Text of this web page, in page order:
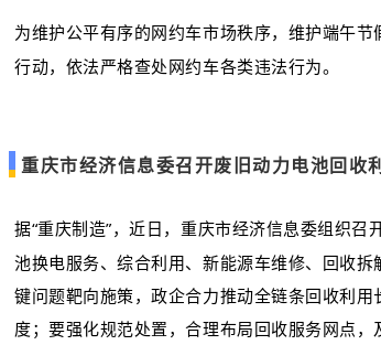
为维护公平有序的网约车市场秩序，维护端午
行动，依法严格查处网约车各类违法行为。
重庆市经济信息委召开废旧动力电池回收
据“重庆制造”，近日，重庆市经济信息委组织
池换电服务、综合利用、新能源车维修、回收
键问题靶向施策，政企合力推动全链条回收利
度；要强化规范处置，合理布局回收服务网点